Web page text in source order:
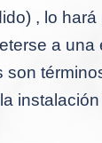
, lo hará
a
son